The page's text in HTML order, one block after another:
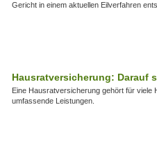
Gericht in einem aktuellen Eilverfahren
Hausratversicherung: Darauf
Eine Hausratversicherung gehört für viele
umfassende Leistungen.